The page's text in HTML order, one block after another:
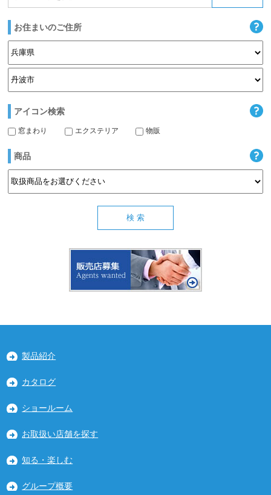
お住まいのご住所
アイコン検索
窓まわり エクステリア 物販
商品
製品紹介
カタログ
ショールーム
お取扱い店舗を探す
知る・楽しむ
グループ概要